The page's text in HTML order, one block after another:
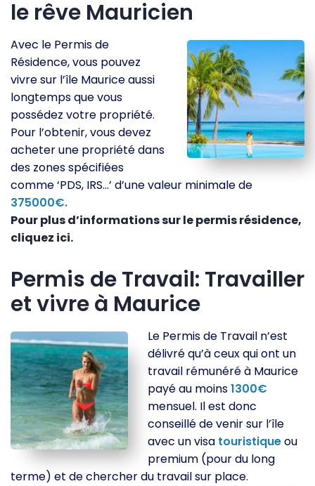
le rêve Mauricien
Avec le Permis de
Résidence, vous pouvez
vivre sur l’île Maurice aussi
longtemps que vous
possédez votre propriété.
Pour l’obtenir, vous devez
acheter une propriété dans
des zones spécifiées
comme ‘PDS, IRS…’ d’une valeur minimale de
375000€.
Pour plus d’informations sur le permis résidence,
cliquez ici.
Permis de Travail: Travailler
et vivre à Maurice
Le Permis de Travail n’est
délivré qu’à ceux qui ont un
travail rémunéré à Maurice
payé au moins1300€
mensuel. Il est donc
conseillé de venir sur l’île
avec un visa touristiqueou
premium (pour du long
terme) et de chercher du travail sur place.